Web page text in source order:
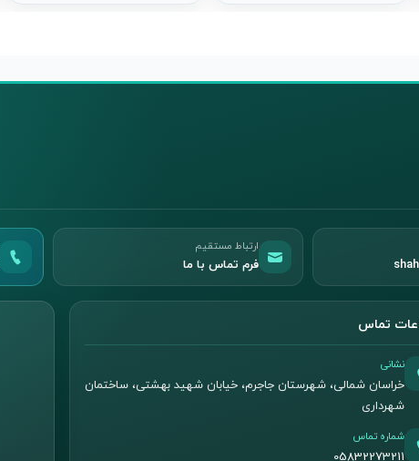
ارتباط مستقیم
فرم تماس با ما
تماس
نشانی
خراسان شمالی، شهرستان جاجرم، خیابان شهید بهشتی، ساختمان
شهرداری
شماره تماس
05832273211